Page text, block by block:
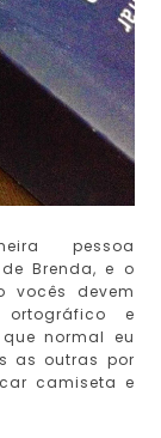
pessoa
Brenda, e o
vocês devem
e
normal eu
as outras por
camiseta e